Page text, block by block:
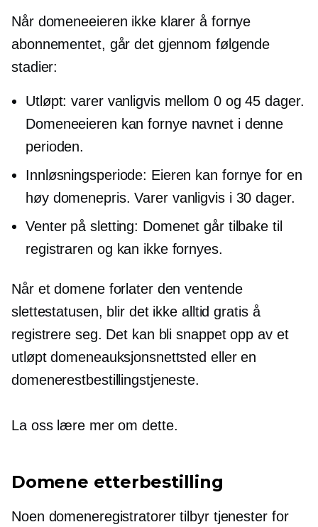
Når domeneeieren ikke klarer å fornye
abonnementet, går det gjennom følgende
stadier:
Utløpt: varer vanligvis mellom 0 og 45 dager.
Domeneeieren kan fornye navnet i denne
perioden.
Innløsningsperiode: Eieren kan fornye for en
høy domenepris. Varer vanligvis i 30 dager.
Venter på sletting: Domenet går tilbake til
registraren og kan ikke fornyes.
Når et domene forlater den ventende
slettestatusen, blir det ikke alltid gratis å
registrere seg. Det kan bli snappet opp av et
utløpt domeneauksjonsnettsted eller en
domenerestbestillingstjeneste.
La oss lære mer om dette.
Domene etterbestilling
Noen domeneregistratorer tilbyr tjenester for